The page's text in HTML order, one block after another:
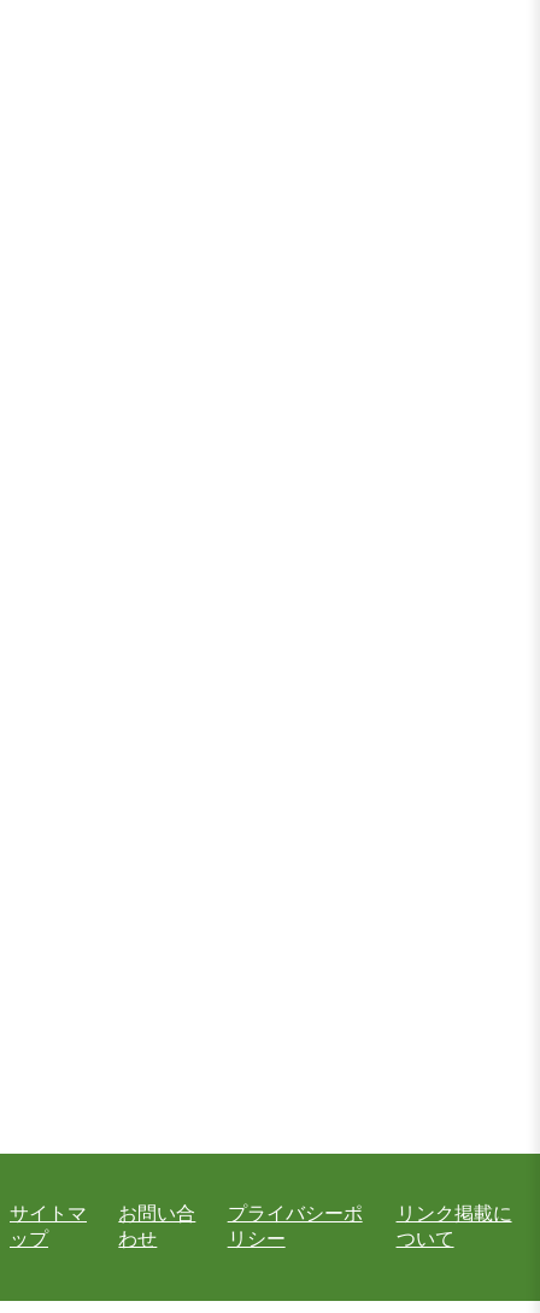
サイトマ
ップ
お問い合
わせ
プライバシーポ
リシー
リンク掲載に
ついて